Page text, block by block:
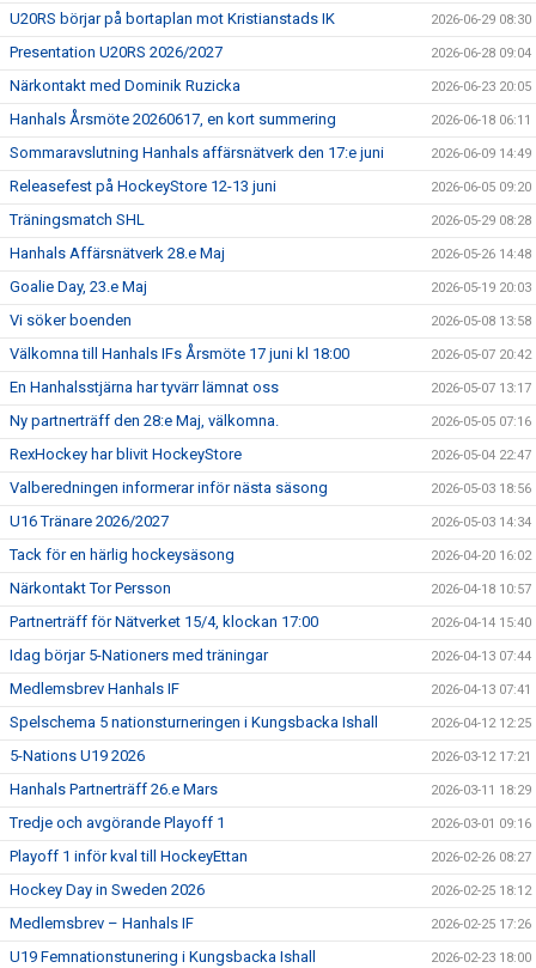
U20RS börjar på bortaplan mot Kristianstads IK 2026-06-29 08:30
Presentation U20RS 2026/2027 2026-06-28 09:04
Närkontakt med Dominik Ruzicka 2026-06-23 20:05
Hanhals Årsmöte 20260617, en kort summering 2026-06-18 06:11
Sommaravslutning Hanhals affärsnätverk den 17:e juni 2026-06-09 14:49
Releasefest på HockeyStore 12-13 juni 2026-06-05 09:20
Träningsmatch SHL 2026-05-29 08:28
Hanhals Affärsnätverk 28.e Maj 2026-05-26 14:48
Goalie Day, 23.e Maj 2026-05-19 20:03
Vi söker boenden 2026-05-08 13:58
Välkomna till Hanhals IFs Årsmöte 17 juni kl 18:00 2026-05-07 20:42
En Hanhalsstjärna har tyvärr lämnat oss 2026-05-07 13:17
Ny partnerträff den 28:e Maj, välkomna. 2026-05-05 07:16
RexHockey har blivit HockeyStore 2026-05-04 22:47
Valberedningen informerar inför nästa säsong 2026-05-03 18:56
U16 Tränare 2026/2027 2026-05-03 14:34
Tack för en härlig hockeysäsong 2026-04-20 16:02
Närkontakt Tor Persson 2026-04-18 10:57
Partnerträff för Nätverket 15/4, klockan 17:00 2026-04-14 15:40
Idag börjar 5-Nationers med träningar 2026-04-13 07:44
Medlemsbrev Hanhals IF 2026-04-13 07:41
Spelschema 5 nationsturneringen i Kungsbacka Ishall 2026-04-12 12:25
5-Nations U19 2026 2026-03-12 17:21
Hanhals Partnerträff 26.e Mars 2026-03-11 18:29
Tredje och avgörande Playoff 1 2026-03-01 09:16
Playoff 1 inför kval till HockeyEttan 2026-02-26 08:27
Hockey Day in Sweden 2026 2026-02-25 18:12
Medlemsbrev – Hanhals IF 2026-02-25 17:26
U19 Femnationstunering i Kungsbacka Ishall 2026-02-23 18:00